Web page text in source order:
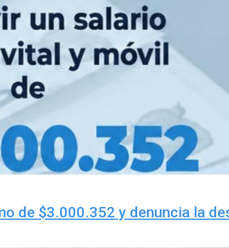
de $3.000.352 y denuncia la